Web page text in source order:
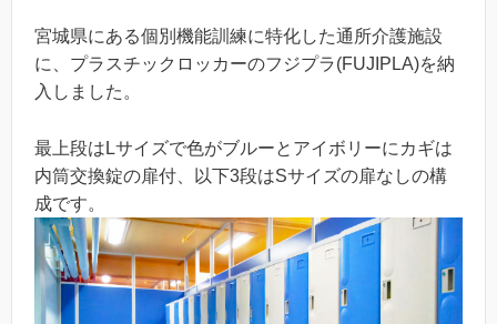
宮城県にある個別機能訓練に特化した通所介護施設
に、プラスチックロッカーのフジプラ(FUJIPLA)を納
入しました。
最上段はLサイズで色がブルーとアイボリーにカギは
内筒交換錠の扉付、以下3段はSサイズの扉なしの構
成です。